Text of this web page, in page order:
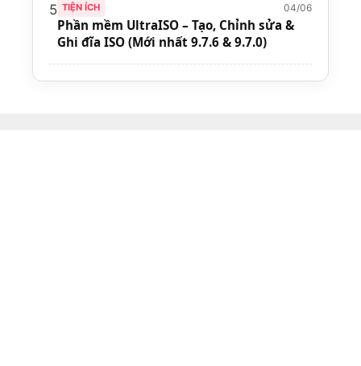
5 TIỆN ÍCH 04/06
Phần mềm UltraISO – Tạo, Chỉnh sửa &
Ghi đĩa ISO (Mới nhất 9.7.6 & 9.7.0)